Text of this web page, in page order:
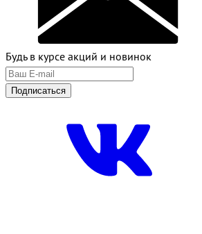
Будь в курсе акций и новинок
Подписаться